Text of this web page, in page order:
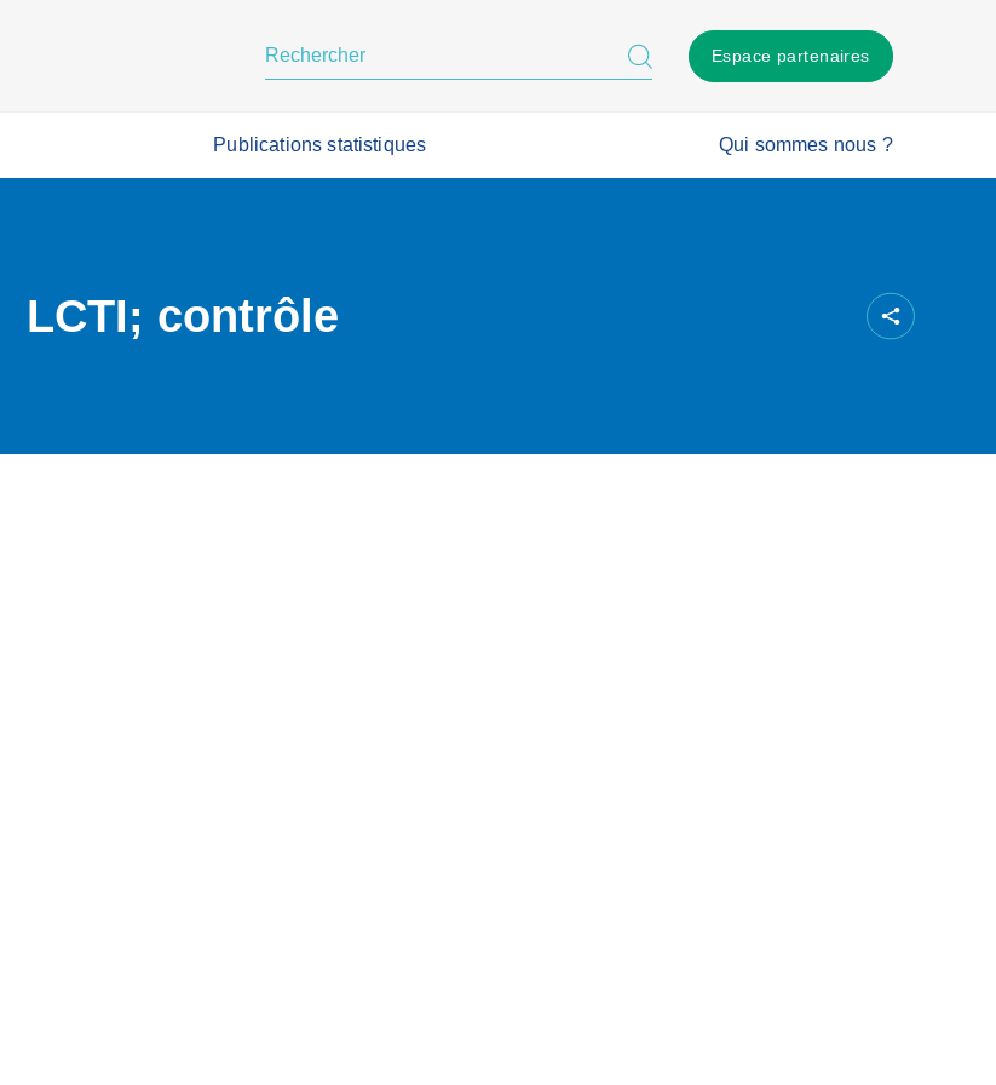
Espace partenaires
Publications statistiques Qui sommes nous ?
LCTI; contrôle